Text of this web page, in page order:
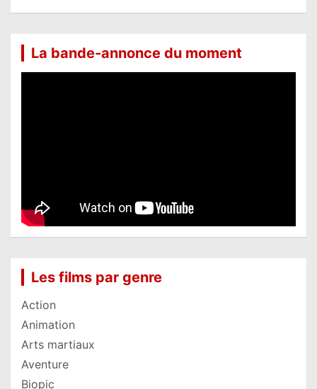
La bande-annonce du moment
Les films par genre
Action
Animation
Arts martiaux
Aventure
Biopic